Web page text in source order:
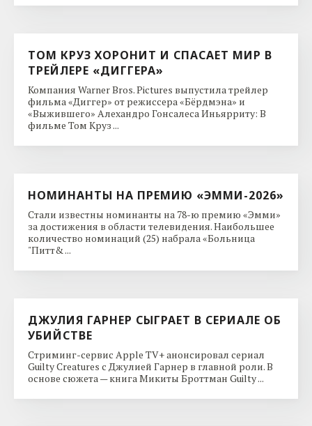
ТОМ КРУЗ ХОРОНИТ И СПАСАЕТ МИР В
ТРЕЙЛЕРЕ «ДИГГЕРА»
Компания Warner Bros. Pictures выпустила трейлер
фильма «Диггер» от режиссера «Бёрдмэна» и
«Выжившего» Алехандро Гонсалеса Иньярриту: В
фильме Том Круз ...
НОМИНАНТЫ НА ПРЕМИЮ «ЭММИ-2026»
Стали известны номинанты на 78-ю премию «Эмми»
за достижения в области телевидения. Наибольшее
количество номинаций (25) набрала «Больница
"Питт& ...
ДЖУЛИЯ ГАРНЕР СЫГРАЕТ В СЕРИАЛЕ ОБ
УБИЙСТВЕ
Стриминг-сервис Apple TV+ анонсировал сериал
Guilty Creatures с Джулией Гарнер в главной роли. В
основе сюжета — книга Микиты Броттман Guilty ...